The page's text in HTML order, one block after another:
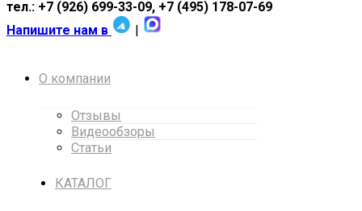
тел.: +7 (926) 699-33-09, +7 (495) 178-07-69
Напишите нам в
|
О компании
Отзывы
Видеообзоры
Статьи
КАТАЛОГ